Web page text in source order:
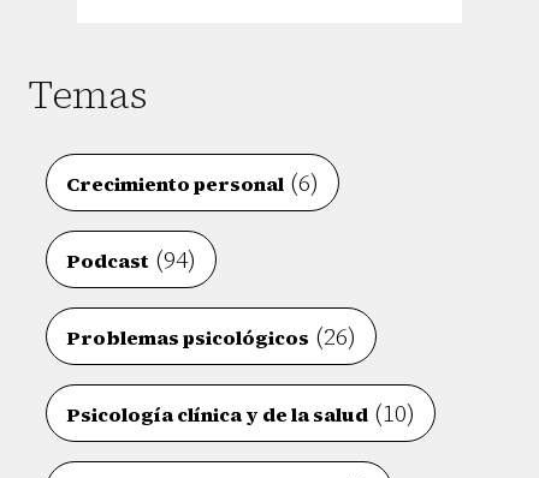
Temas
Crecimiento personal (6)
Podcast (94)
Problemas psicológicos (26)
Psicología clínica y de la salud (10)